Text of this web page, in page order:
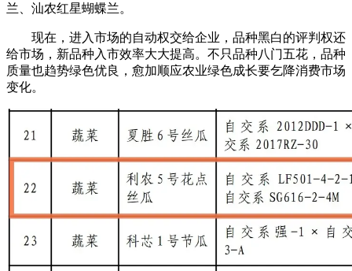
兰、汕农红星蝴蝶兰。
现在，进入市场的自动权交给企业，品种黑白的评判权还
给市场，新品种入市效率大大提高。不只品种八门五花，品种
质量也趋势绿色优良，愈加顺应农业绿色成长要乞降消费市场
变化。